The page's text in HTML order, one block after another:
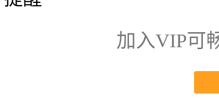
加入VIP可